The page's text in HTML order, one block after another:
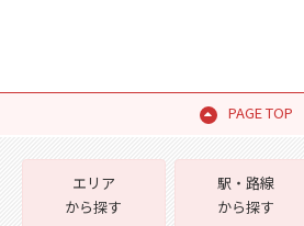
PAGE TOP
エリア
から探す
駅・路線
から探す